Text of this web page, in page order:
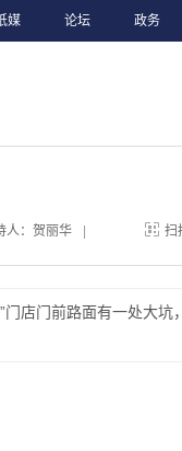
媒 论坛 政务
人：贺丽华 扫
门店门前路面有一处大